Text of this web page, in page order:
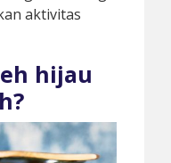
aktivitas
hijau